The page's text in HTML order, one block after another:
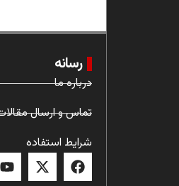
رسانه
درباره ما
تماس و ارسال
شرایط استفاده